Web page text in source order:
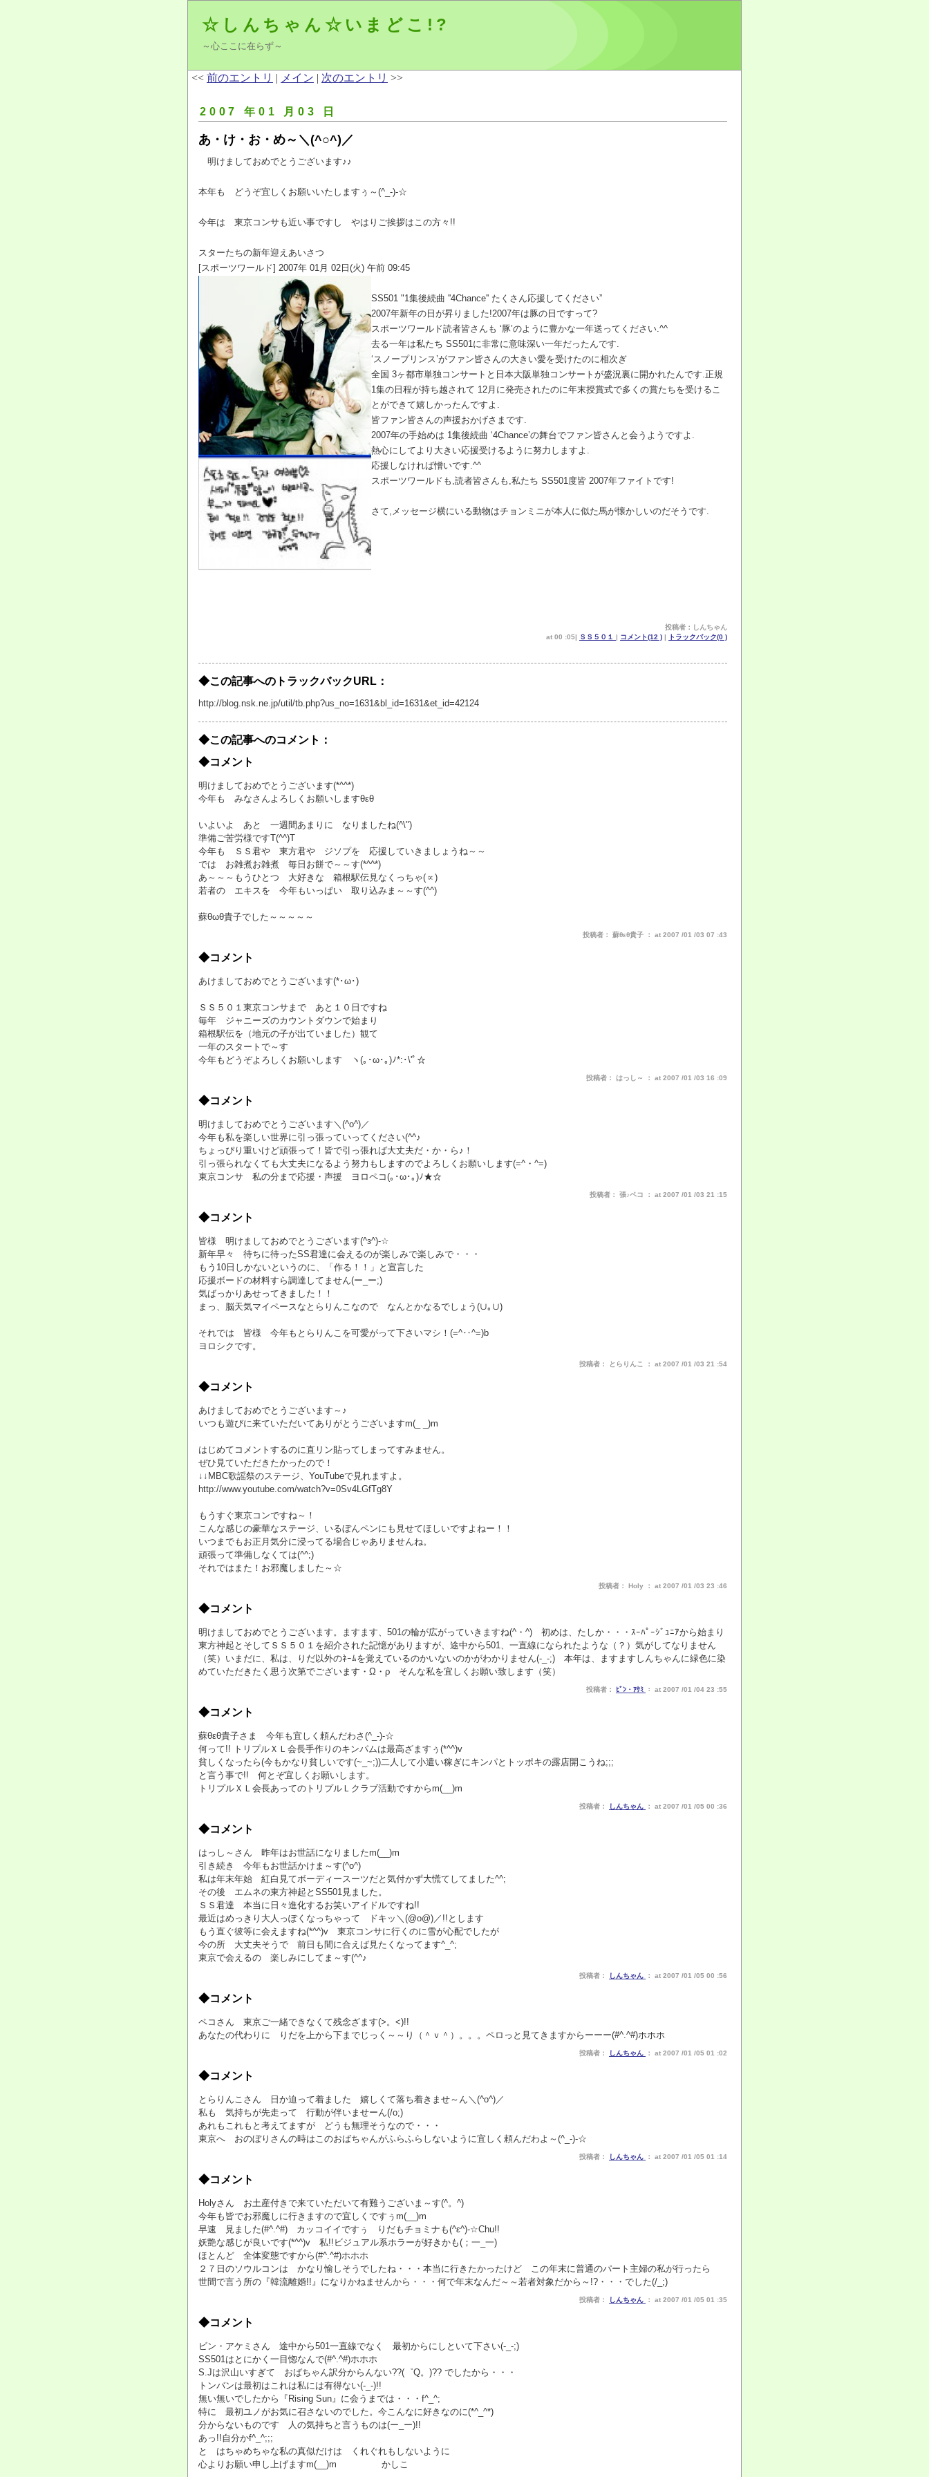
☆しんちゃん☆いまどこ!?
～心ここに在らず～
<< 前のエントリ | メイン | 次のエントリ >>
2007 年01 月03 日
あ・け・お・め～＼(^○^)／
明けましておめでとうございます♪♪
本年も どうぞ宜しくお願いいたしますぅ～(^_-)-☆
今年は 東京コンサも近い事ですし やはりご挨拶はこの方々!!
スターたちの新年迎えあいさつ
[スポーツワールド] 2007年 01月 02日(火) 午前 09:45
SS501 "1集後続曲 ''4Chance'' たくさん応援してください”
2007年新年の日が昇りました!2007年は豚の日ですって?
スポーツワールド読者皆さんも ‘豚’のように豊かな一年送ってください.^^
去る一年は私たち SS501に非常に意味深い一年だったんです.
‘スノープリンス’がファン皆さんの大きい愛を受けたのに相次ぎ
全国 3ヶ都市単独コンサートと日本大阪単独コンサートが盛況裏に開かれたんです.正規
1集の日程が持ち越されて 12月に発売されたのに年末授賞式で多くの賞たちを受けるこ
とができて嬉しかったんですよ.
皆ファン皆さんの声援おかげさまです.
2007年の手始めは 1集後続曲 ‘4Chance’の舞台でファン皆さんと会うようですよ.
熱心にしてより大きい応援受けるように努力しますよ.
応援しなければ憎いです.^^
スポーツワールドも,読者皆さんも,私たち SS501度皆 2007年ファイトです!
さて,メッセージ横にいる動物はチョンミニが本人に似た馬が懐かしいのだそうです.
投稿者：しんちゃん
at 00 :05| ＳＳ５０１ | コメント(12 ) | トラックバック(0 )
◆この記事へのトラックバックURL：
http://blog.nsk.ne.jp/util/tb.php?us_no=1631&bl_id=1631&et_id=42124
◆この記事へのコメント：
◆コメント
明けましておめでとうございます(*^^*)
今年も みなさんよろしくお願いしますθεθ
いよいよ あと 一週間あまりに なりましたね(^\")
準備ご苦労様ですT(^^)T
今年も ＳＳ君や 東方君や ジソプを 応援していきましょうね～～
では お雑煮お雑煮 毎日お餅で～～す(*^^*)
あ～～～もうひとつ 大好きな 箱根駅伝見なくっちゃ(∝)
若者の エキスを 今年もいっぱい 取り込みま～～す(^^)
蘇θωθ貴子でした～～～～～
投稿者： 蘇θεθ貴子 ： at 2007 /01 /03 07 :43
◆コメント
あけましておめでとうございます(*･ω･)
ＳＳ５０１東京コンサまで あと１０日ですね
毎年 ジャニーズのカウントダウンで始まり
箱根駅伝を（地元の子が出ていました）観て
一年のスタートで～す
今年もどうぞよろしくお願いします ヽ(｡･ω･｡)ﾉ*:･\'ﾟ☆
投稿者： はっし～ ： at 2007 /01 /03 16 :09
◆コメント
明けましておめでとうございます＼(^o^)／
今年も私を楽しい世界に引っ張っていってください(^^♪
ちょっぴり重いけど頑張って！皆で引っ張れば大丈夫だ・か・ら♪！
引っ張られなくても大丈夫になるよう努力もしますのでよろしくお願いします(=^・^=)
東京コンサ 私の分まで応援・声援 ヨロペコ(｡･ω･｡)ﾉ★☆
投稿者： 張♪ペコ ： at 2007 /01 /03 21 :15
◆コメント
皆様 明けましておめでとうございます(^з^)-☆
新年早々 待ちに待ったSS君達に会えるのが楽しみで楽しみで・・・
もう10日しかないというのに、「作る！！」と宣言した
応援ボードの材料すら調達してません(ー_ー;)
気ばっかりあせってきました！！
まっ、脳天気マイペースなとらりんこなので なんとかなるでしょう(∪｡∪)
それでは 皆様 今年もとらりんこを可愛がって下さいマシ！(=^‥^=)b
ヨロシクです。
投稿者： とらりんこ ： at 2007 /01 /03 21 :54
◆コメント
あけましておめでとうございます～♪
いつも遊びに来ていただいてありがとうございますm(_ _)m
はじめてコメントするのに直リン貼ってしまってすみません。
ぜひ見ていただきたかったので！
↓↓MBC歌謡祭のステージ、YouTubeで見れますよ。
http://www.youtube.com/watch?v=0Sv4LGfTg8Y
もうすぐ東京コンですね～！
こんな感じの豪華なステージ、いるぼんペンにも見せてほしいですよねー！！
いつまでもお正月気分に浸ってる場合じゃありませんね。
頑張って準備しなくては(^^;)
それではまた！お邪魔しました～☆
投稿者： Holy ： at 2007 /01 /03 23 :46
◆コメント
明けましておめでとうございます。ますます、501の輪が広がっていきますね(^・^) 初めは、たしか・・・ｽｰﾊﾟｰｼﾞｭﾆｱから始まり
東方神起とそしてＳＳ５０１を紹介された記憶がありますが、途中から501、一直線になられたような（？）気がしてなりません
（笑）いまだに、私は、りだ以外のﾈｰﾑを覚えているのかいないのかがわかりません(-_-;) 本年は、ますますしんちゃんに緑色に染
めていただきたく思う次第でございます・Ω・ρ そんな私を宜しくお願い致します（笑）
投稿者： ﾋﾞﾝ・ｱｹﾐ ： at 2007 /01 /04 23 :55
◆コメント
蘇θεθ貴子さま 今年も宜しく頼んだわさ(^_-)-☆
何って!! トリプルＸＬ会長手作りのキンパムは最高ざますぅ(*^^)v
貧しくなったら(今もかなり貧しいです(~_~;))二人して小遣い稼ぎにキンパとトッポキの露店開こうね;;;
と言う事で!! 何とぞ宜しくお願いします。
トリプルＸＬ会長あってのトリプルＬクラブ活動ですからm(__)m
投稿者： しんちゃん ： at 2007 /01 /05 00 :36
◆コメント
はっし～さん 昨年はお世話になりましたm(__)m
引き続き 今年もお世話かけま～す(^o^)
私は年末年始 紅白見てボーディースーツだと気付かず大慌てしてました^^;
その後 エムネの東方神起とSS501見ました。
ＳＳ君達 本当に日々進化するお笑いアイドルですね!!
最近はめっきり大人っぽくなっちゃって ドキッ＼(@o@)／!!とします
もう直ぐ彼等に会えますね(*^^)v 東京コンサに行くのに雪が心配でしたが
今の所 大丈夫そうで 前日も間に合えば見たくなってます^_^;
東京で会えるの 楽しみにしてま～す(^^♪
投稿者： しんちゃん ： at 2007 /01 /05 00 :56
◆コメント
ペコさん 東京ご一緒できなくて残念ざます(>。<)!!
あなたの代わりに りだを上から下までじっく～～り（＾ｖ＾）。。。ペロっと見てきますからーーー(#^.^#)ホホホ
投稿者： しんちゃん ： at 2007 /01 /05 01 :02
◆コメント
とらりんこさん 日か迫って着ました 嬉しくて落ち着きませ～ん＼(^o^)／
私も 気持ちが先走って 行動が伴いませーん(/o;)
あれもこれもと考えてますが どうも無理そうなので・・・
東京へ おのぼりさんの時はこのおばちゃんがふらふらしないように宜しく頼んだわよ～(^_-)-☆
投稿者： しんちゃん ： at 2007 /01 /05 01 :14
◆コメント
Holyさん お土産付きで来ていただいて有難うございま～す(^。^)
今年も皆でお邪魔しに行きますので宜しくですぅm(__)m
早速 見ました(#^.^#) カッコイイですぅ りだもチョミナも(^ε^)-☆Chu!!
妖艶な感じが良いです(*^^)v 私!!ビジュアル系ホラーが好きかも(；一_一)
ほとんど 全体変態ですから(#^.^#)ホホホ
２７日のソウルコンは かなり愉しそうでしたね・・・本当に行きたかったけど この年末に普通のパート主婦の私が行ったら
世間で言う所の『韓流離婚!!』になりかねませんから・・・何で年末なんだ～～若者対象だから～!?・・・でした(/_;)
投稿者： しんちゃん ： at 2007 /01 /05 01 :35
◆コメント
ビン・アケミさん 途中から501一直線でなく 最初からにしといて下さい(-_-;)
SS501はとにかく一目惚なんで(#^.^#)ホホホ
S.Jは沢山いすぎて おばちゃん訳分からんない??(゜Q。)?? でしたから・・・
トンバンは最初はこれは私には有得ない(-_-)!!
無い無いでしたから『Rising Sun』に会うまでは・・・f^_^;
特に 最初ユノがお気に召さないのでした。今こんなに好きなのに(*^_^*)
分からないものです 人の気持ちと言うものは(ー_ー)!!
あっ!!自分かf^_^;;;
と はちゃめちゃな私の真似だけは くれぐれもしないように
心よりお願い申し上げますm(__)m かしこ